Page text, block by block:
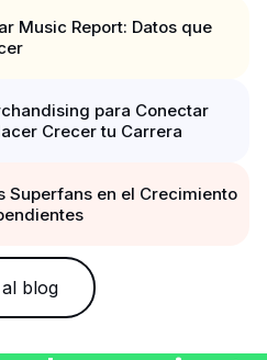
Music Report: Datos que
para Conectar
Crecer tu Carrera
Superfans en el Crecimiento
blog